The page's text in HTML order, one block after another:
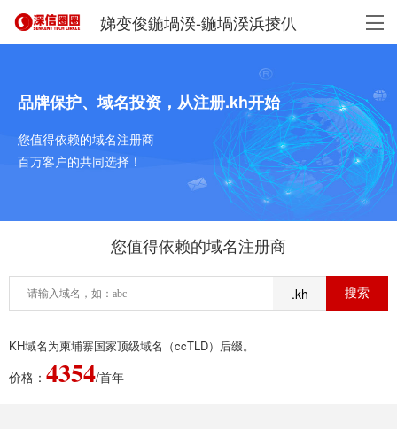
娣变俊鍦堝湀-鍦堝湀浜掕仈
品牌保护、域名投资，从注册.kh开始
您值得依赖的域名注册商
百万客户的共同选择！
您值得依赖的域名注册商
.kh
KH域名为柬埔寨国家顶级域名（ccTLD）后缀。
价格： 4354/首年